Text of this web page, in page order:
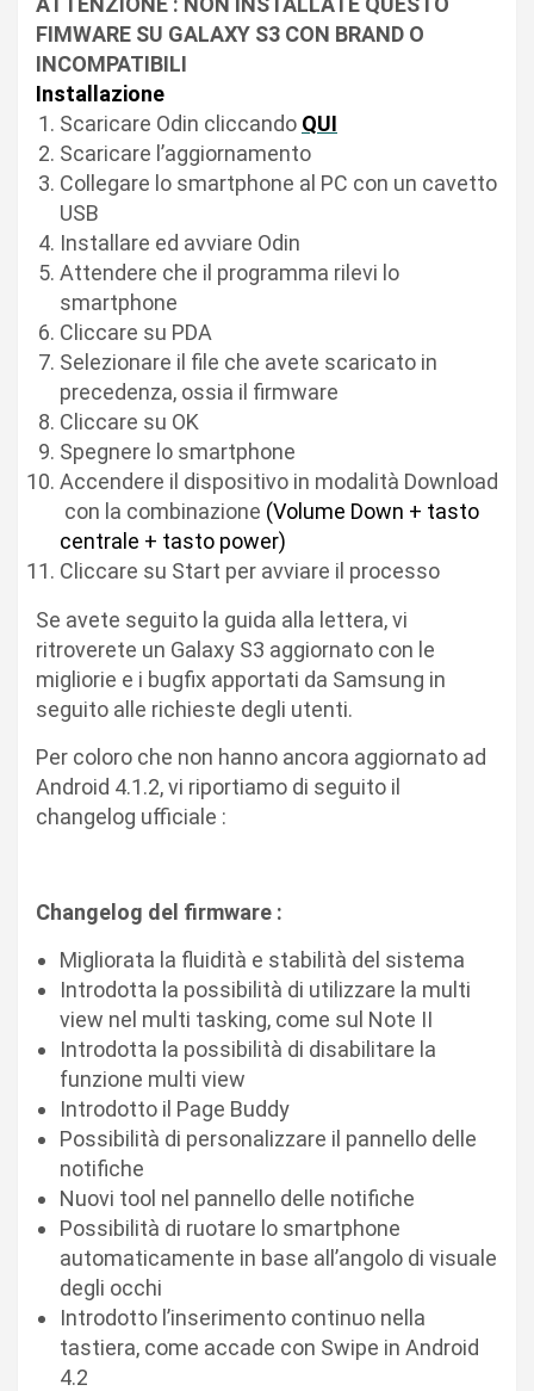
FIMWARE SU GALAXY S3 CON BRAND O
INCOMPATIBILI
Installazione
Scaricare Odin cliccando QUI
Scaricare l’aggiornamento
Collegare lo smartphone al PC con un cavetto
USB
Installare ed avviare Odin
Attendere che il programma rilevi lo
smartphone
Cliccare su PDA
Selezionare il file che avete scaricato in
precedenza, ossia il firmware
Cliccare su OK
Spegnere lo smartphone
Accendere il dispositivo in modalità Download
con la combinazione (Volume Down + tasto
centrale + tasto power)
Cliccare su Start per avviare il processo
Se avete seguito la guida alla lettera, vi
ritroverete un Galaxy S3 aggiornato con le
migliorie e i bugfix apportati da Samsung in
seguito alle richieste degli utenti.
Per coloro che non hanno ancora aggiornato ad
Android 4.1.2, vi riportiamo di seguito il
changelog ufficiale :
Changelog del firmware :
Migliorata la fluidità e stabilità del sistema
Introdotta la possibilità di utilizzare la multi
view nel multi tasking, come sul Note II
Introdotta la possibilità di disabilitare la
funzione multi view
Introdotto il Page Buddy
Possibilità di personalizzare il pannello delle
notifiche
Nuovi tool nel pannello delle notifiche
Possibilità di ruotare lo smartphone
automaticamente in base all’angolo di visuale
degli occhi
Introdotto l’inserimento continuo nella
tastiera, come accade con Swipe in Android
4.2